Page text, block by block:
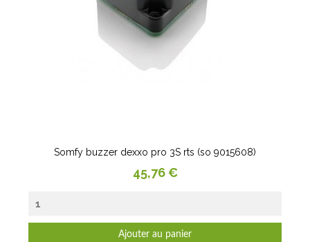
Somfy buzzer dexxo pro 3S rts (so 9015608)
Prix
45,76 €
Ajouter au panier